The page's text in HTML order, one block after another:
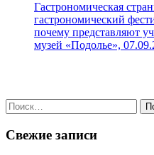
Гастрономическая
гастрономический
почему представляют
музей «Подолье»,
Найти:
Свежие записи